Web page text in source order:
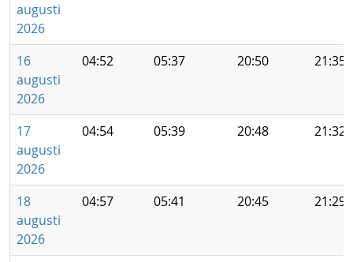
augusti
2026
16
augusti
2026
04:52 05:37 20:50 21:35
17
augusti
2026
04:54 05:39 20:48 21:32
18
augusti
2026
04:57 05:41 20:45 21:29